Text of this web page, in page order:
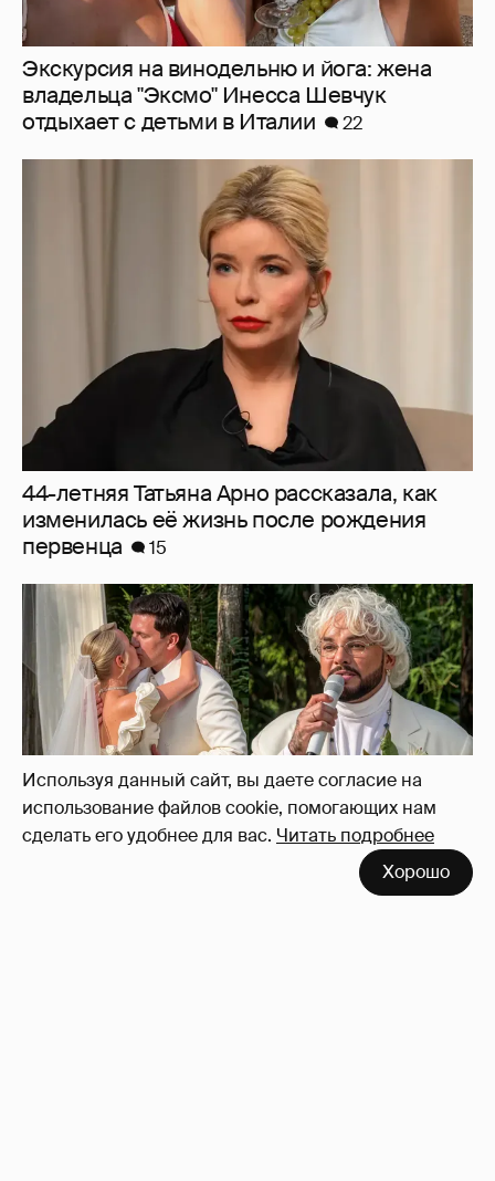
Используя данный сайт, вы даете согласие на
использование файлов cookie, помогающих нам
сделать его удобнее для вас. Читать подробнее
Хорошо
44-летняя Татьяна Арно рассказала, как
изменилась её жизнь после рождения
"Благословение" от Киркорова и слёзы
Галич: как прошла свадьба Клавы Коки и
Димы Масленникова
5